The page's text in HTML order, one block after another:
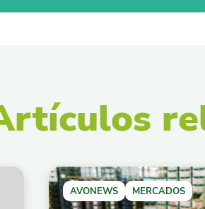
AVONEWS MERCADOS